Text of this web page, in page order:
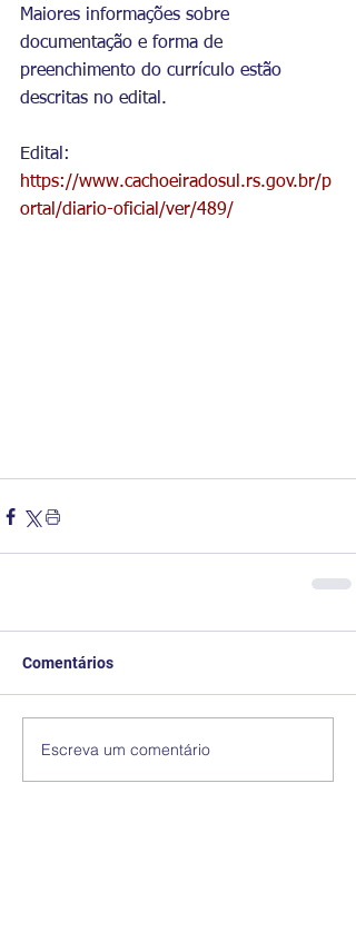
Maiores informações sobre
documentação e forma de
preenchimento do currículo estão
descritas no edital.
Edital:
https://www.cachoeiradosul.rs.gov.br/p
ortal/diario-oficial/ver/489/
Comentários
Escreva um comentário